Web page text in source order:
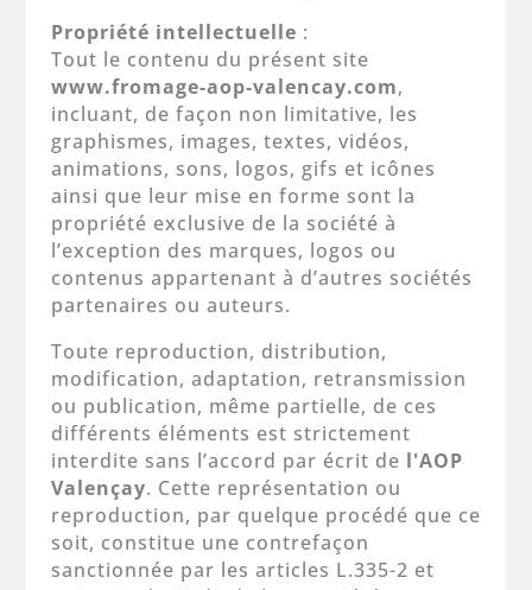
Propriété intellectuelle :
Tout le contenu du présent site
www.fromage-aop-valencay.com,
incluant, de façon non limitative, les
graphismes, images, textes, vidéos,
animations, sons, logos, gifs et icônes
ainsi que leur mise en forme sont la
propriété exclusive de la société à
l’exception des marques, logos ou
contenus appartenant à d’autres sociétés
partenaires ou auteurs.
Toute reproduction, distribution,
modification, adaptation, retransmission
ou publication, même partielle, de ces
différents éléments est strictement
interdite sans l’accord par écrit de l'AOP
Valençay. Cette représentation ou
reproduction, par quelque procédé que ce
soit, constitue une contrefaçon
sanctionnée par les articles L.335-2 et